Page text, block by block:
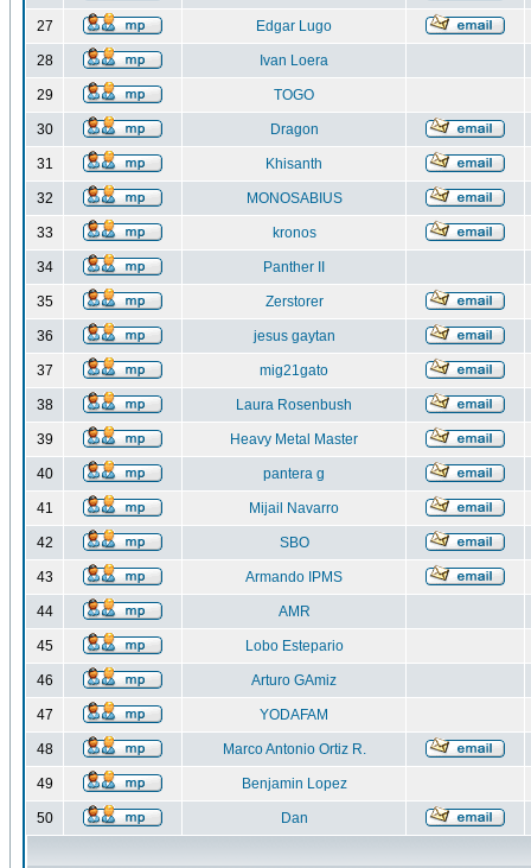
27 Edgar Lugo
28 Ivan Loera
29 TOGO
30 Dragon
31 Khisanth
32 MONOSABIUS
33 kronos
34 Panther II
35 Zerstorer
36 jesus gaytan
37 mig21gato
38 Laura Rosenbush
39 Heavy Metal Master
40 pantera g
41 Mijail Navarro
42 SBO
43 Armando IPMS
44 AMR
45 Lobo Estepario
46 Arturo GAmiz
47 YODAFAM
48 Marco Antonio Ortiz R.
49 Benjamin Lopez
50 Dan